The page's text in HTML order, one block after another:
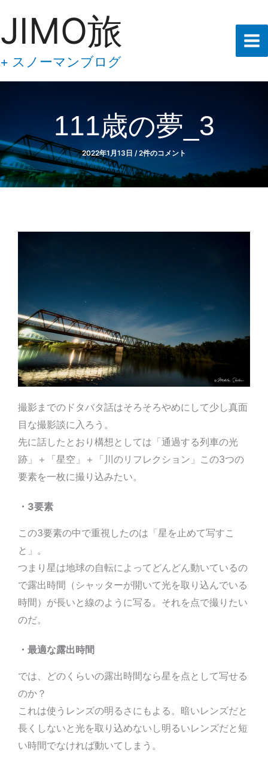
を
ス
JIMO旅
+ スノーマンブログ
111歳の夢_3
2022年1月13日 /2件のコメント
撮影までのドタバタ話はそろそろやめにして少し真面
目な撮影談に入ろう。
先に話したとおり構想としては「通過する列車の光
跡」＋「星空」＋「川のリフレクション」この3つの
要素を一枚に撮り込みたい。
・3要素
この3要素の中で重視したのは「星を止めて写すこ
と」。
つまり星は地球の自転によってどんどん動いているの
で露出時間（シャッターが開いて光を取り込んでいる
時間）が長いと線のように写る。それを点で撮りたい
のだ。
・最適な露出時間
では、どのくらいの露出時間なら星を点として写せる
のか？
これは使うレンズの明るさにもよる。暗いレンズだと
長くしないと光を取り込めないし明るいレンズだと短
い時間でなければ動いてしまう。
な
ー
を
入
力
し
て